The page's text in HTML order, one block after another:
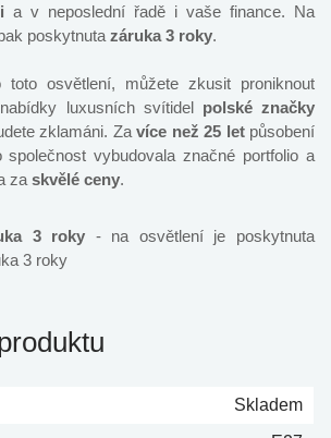
a v neposlední řadě i vaše finance. Na
poskytnuta záruka 3 roky.
toto osvětlení, můžete zkusit proniknout
luxusních svítidel polské značky
zklamáni. Za více než 25 let působení
vybudovala značné portfolio a
za skvělé ceny.
3 roky - na osvětlení je poskytnuta
3 roky
Skladem